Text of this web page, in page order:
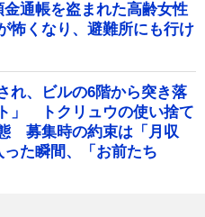
通帳を盗まれた高齢女性
くなり、避難所にも行け
れ、ビルの6階から突き落
」 トクリュウの使い捨て
募集時の約束は「月収
た瞬間、「お前たち